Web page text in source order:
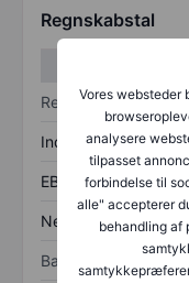
Vores websteder
analysere
tilpasset
forbindelse til
alle" accepterer
behandling af
Regnskabstal
Resultatopgørelse
Indtægter
EBITDA
Nettoresultat
Balance